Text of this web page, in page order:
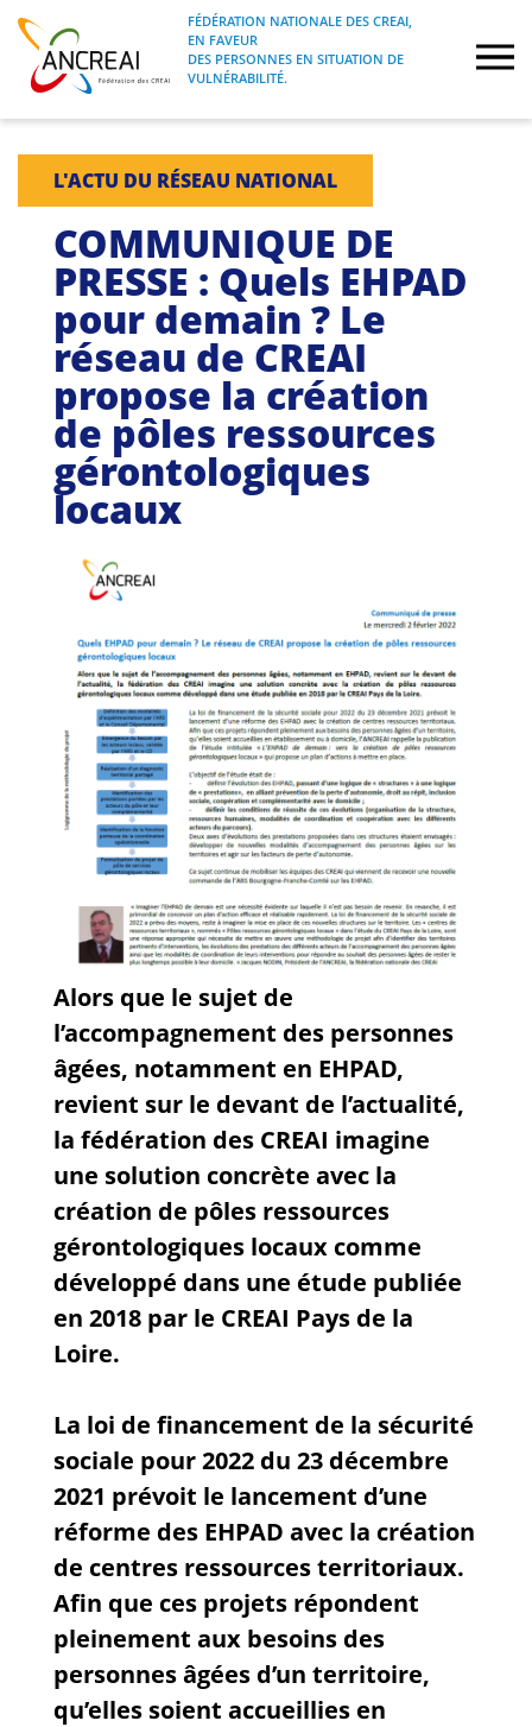
Skip
content
ANCREAI
FÉDÉRATION NATIONALE DES CREAI, EN
FAVEUR DES PERSONNES EN SITUATION
FÉDÉRATION NATIONALE DES CREAI,
EN FAVEUR
DES PERSONNES EN SITUATION DE
VULNÉRABILITÉ.
À propos
Journées nationales
Formations
Projets Fédéraux
Espace emploi
Actualités
ARSENE
L'ACTU DU RÉSEAU NATIONAL
COMMUNIQUE DE
PRESSE : Quels EHPAD
pour demain ? Le
réseau de CREAI
propose la création
de pôles ressources
gérontologiques
locaux
Alors que le sujet de
l’accompagnement des personnes
âgées, notamment en EHPAD,
revient sur le devant de l’actualité,
la fédération des CREAI imagine
une solution concrète avec la
création de pôles ressources
gérontologiques locaux comme
développé dans une étude publiée
en 2018 par le CREAI Pays de la
Loire.
La loi de financement de la sécurité
sociale pour 2022 du 23 décembre
2021 prévoit le lancement d’une
réforme des EHPAD avec la création
de centres ressources territoriaux.
Afin que ces projets répondent
pleinement aux besoins des
personnes âgées d’un territoire,
qu’elles soient accueillies en